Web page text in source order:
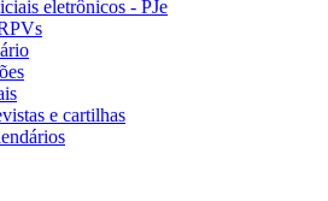
eletrônicos - PJe
e cartilhas